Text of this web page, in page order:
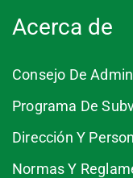
Acerca de
Consejo De
Programa De
Dirección Y
Normas Y